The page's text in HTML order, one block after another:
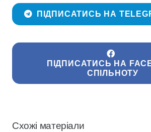
ПІДПИСАТИСЬ НА
ПІДПИСАТИСЬ НА
СПІЛЬНОТУ
Схожі матеріали